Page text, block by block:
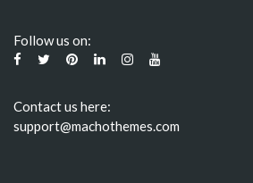
Follow us on:
Contact us here:
support@machothemes.com